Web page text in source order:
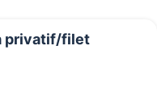
privatif/filet